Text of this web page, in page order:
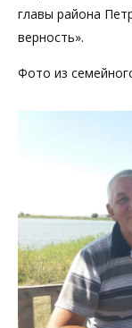
главы района
верность».
Фото из